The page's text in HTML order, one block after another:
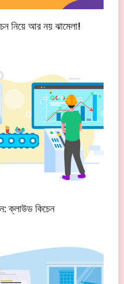
নিয়ে আর নয় ঝামেলা!
ক্লাউড কিচেন